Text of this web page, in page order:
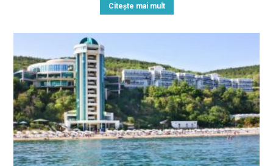
Citește mai mult